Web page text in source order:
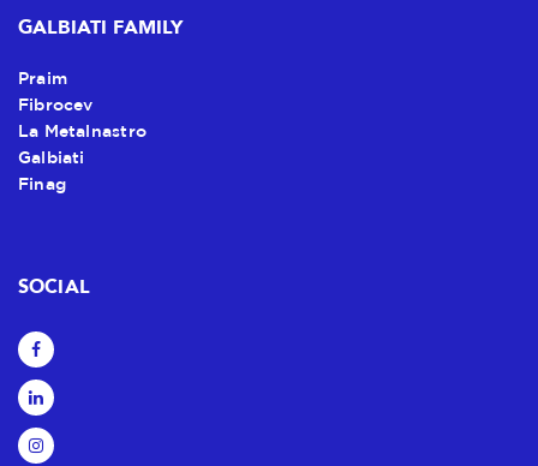
GALBIATI FAMILY
Praim
Fibrocev
La Metalnastro
Galbiati
Finag
SOCIAL